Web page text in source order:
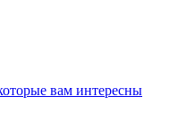
вам интересны